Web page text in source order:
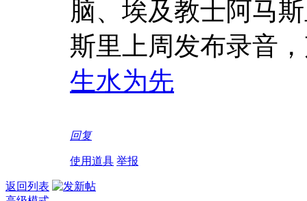
脑、埃及教士阿马
斯里上周发布录音
生水为先
回复
使用道具 举报
返回列表